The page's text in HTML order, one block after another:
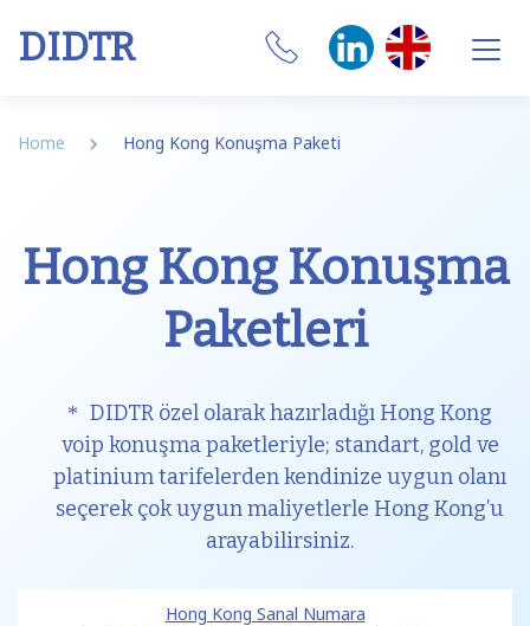
DIDTR
CRM Integrations
Features
Our Softphone
SIM
Internet
Home Hong Kong Konuşma Paketi
Hong Kong Konuşma
Paketleri
DIDTR özel olarak hazırladığı Hong Kong
voip konuşma paketleriyle; standart, gold ve
platinium tarifelerden kendinize uygun olanı
seçerek çok uygun maliyetlerle Hong Kong’u
arayabilirsiniz.
Hong Kong Sanal Numara